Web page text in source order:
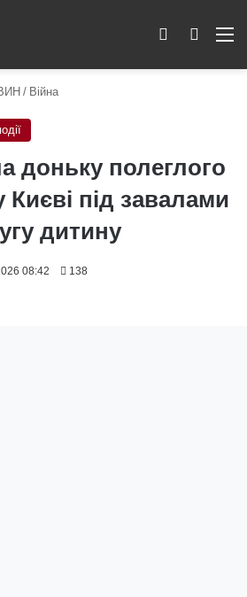
Пошук
Switch skin
/ Війна
доньку полеглого
Києві під завалами
дитину
08:42 138